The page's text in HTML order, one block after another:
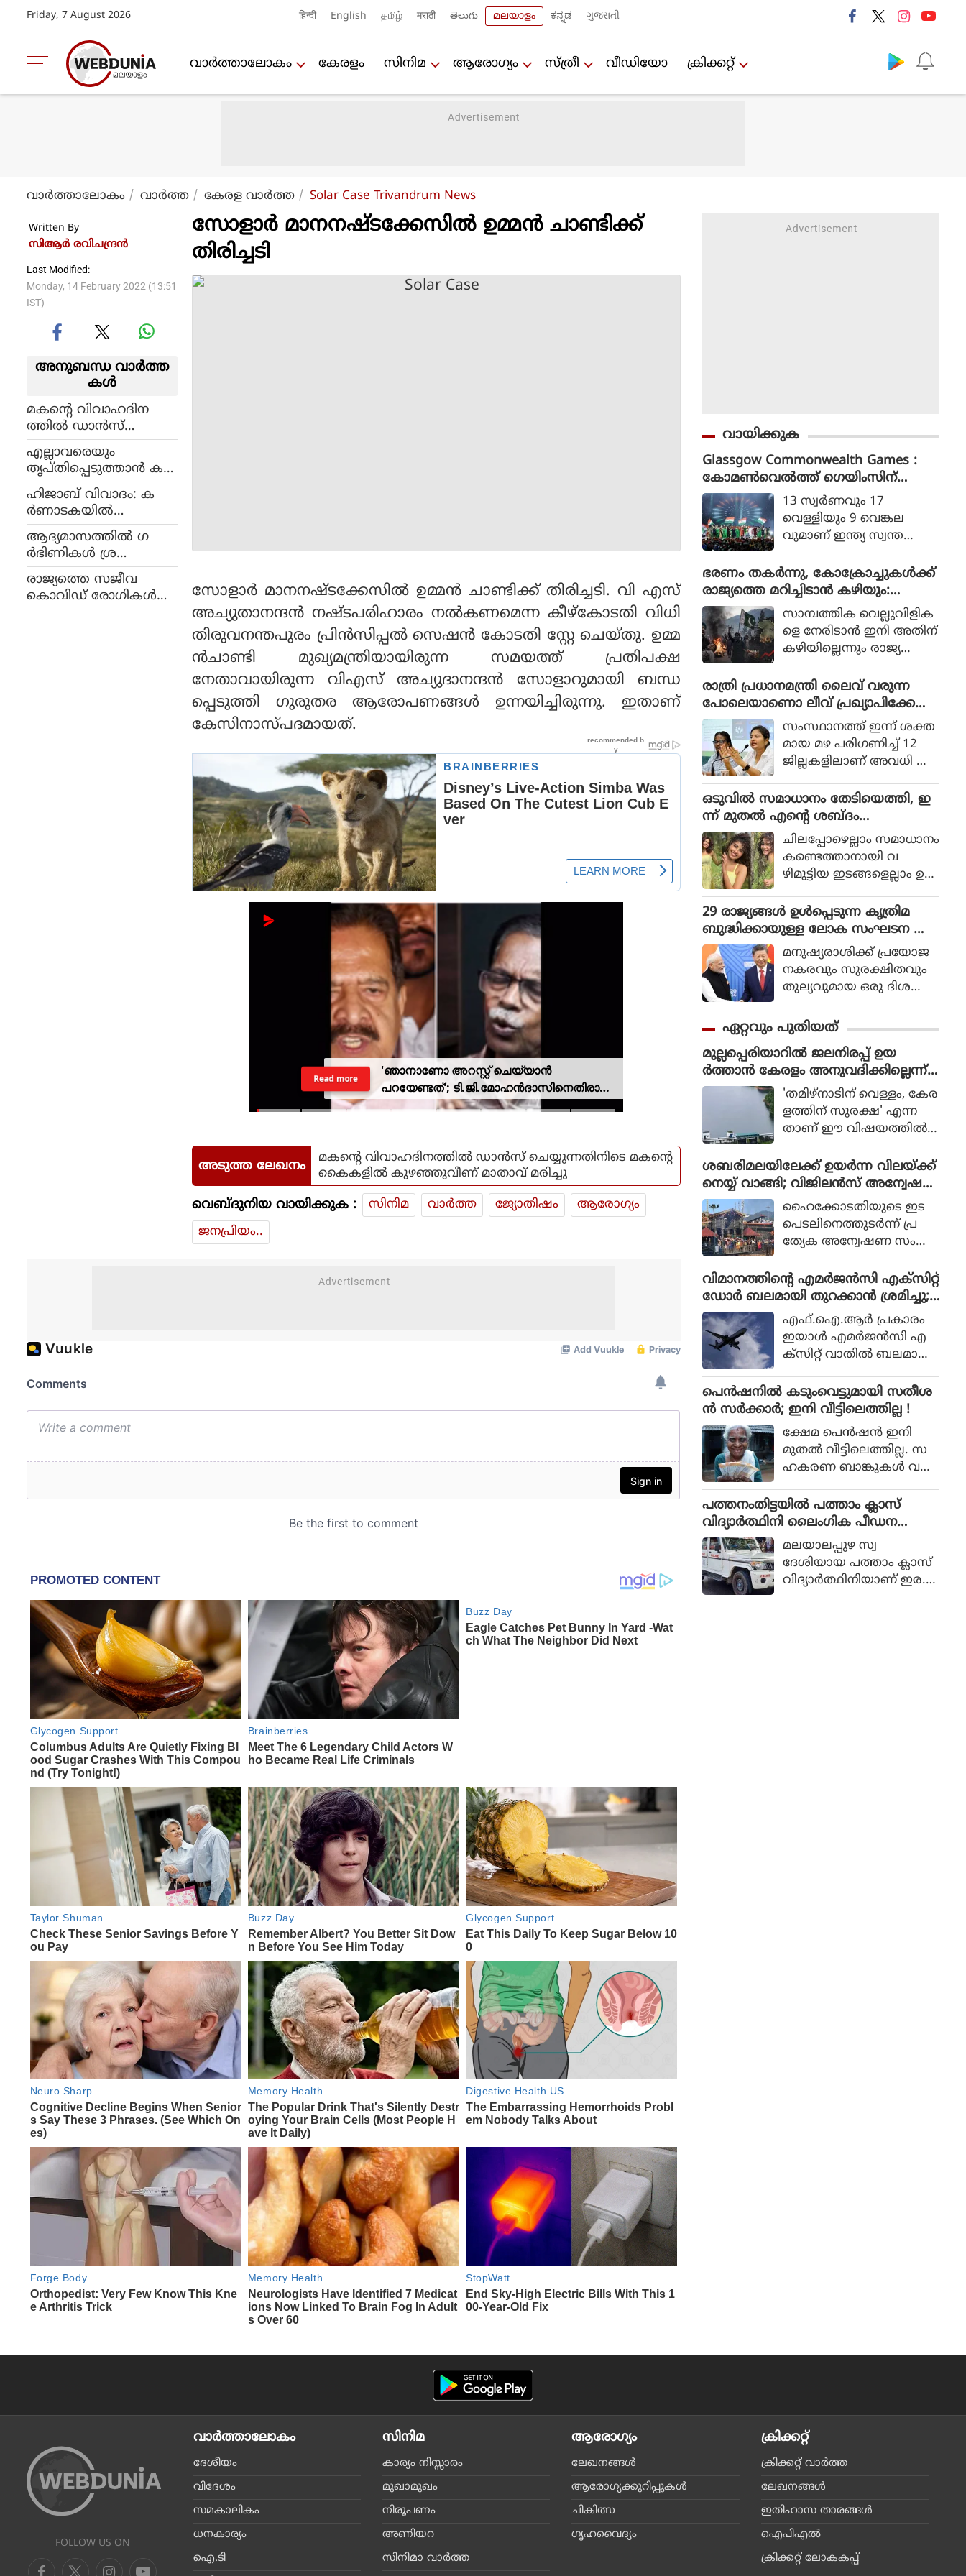
Friday, 7 August 2026 हिन्दी English தமிழ் मराठी తెలుగు മലയാളം ಕನ್ನಡ ગુજરાતી
വാര്‍ത്താലോകം കേരളം സിനിമ ആരോഗ്യം സ്ത്രീ വീഡിയോ ക്രിക്കറ്റ്‌
വാര്‍ത്താലോകം വാര്‍ത്ത കേരള വാര്‍ത്ത Solar Case Trivandrum News
Written By
സിആര്‍ രവിചന്ദ്രന്‍
Last Modified:
Monday, 14 February 2022 (13:51
IST)
അനുബന്ധ വാര്‍ത്ത
കള്‍
മകന്റെ വിവാഹദിന
ത്തില്‍ ഡാന്‍സ്
ചെയ്യുന്നതിനിടെ മക
ന്റെ കൈകളില്‍ കുഴ
ഞ്ഞുവീണ് മാതാവ് മ
രിച്ചു
എല്ലാവരെയും
തൃപ്തിപ്പെടുത്താന്‍ ക
ഴിയില്ല: വിനോദ്
ഗുരുവായൂര്‍
ഹിജാബ് വിവാദം: ക
ര്‍ണാടകയില്‍
സ്‌കൂളുകള്‍ വീണ്ടും
തുറന്നു
ആദ്യമാസത്തില്‍ ഗ
ര്‍ഭിണികള്‍ ശ്ര
ദ്ധിക്കേണ്ട കാര്യങ്ങള്‍
രാജ്യത്തെ സജീവ
കൊവിഡ് രോഗികള്‍
സോളാര്‍ മാനനഷ്ടക്കേസില്‍ ഉമ്മന്‍ ചാണ്ടിക്ക്
തിരിച്ചടി
സോളാര്‍ മാനനഷ്ടക്കേസില്‍ ഉമ്മന്‍ ചാണ്ടിക്ക് തിരിച്ചടി. വി എസ്
അച്യുതാനന്ദന്‍ നഷ്ടപരിഹാരം നല്‍കണമെന്ന കീഴ്‌കോടതി വിധി
തിരുവനന്തപുരം പ്രിന്‍സിപ്പല്‍ സെഷന്‍ കോടതി സ്റ്റേ ചെയ്തു. ഉമ്മ
ന്‍ചാണ്ടി മുഖ്യമന്ത്രിയായിരുന്ന സമയത്ത് പ്രതിപക്ഷ
നേതാവായിരുന്ന വിഎസ് അച്യുദാനന്ദന്‍ സോളാറുമായി ബന്ധ
പ്പെടുത്തി ഗുരുതര ആരോപണങ്ങള്‍ ഉന്നയിച്ചിരുന്നു. ഇതാണ്
കേസിനാസ്പദമായത്.
'ഞാനാണോ അറസ്റ്റ് ചെയ്യാൻ
പറയേണ്ടത്'; ടി.ജി.മോഹൻദാസിനെതിരായ
നടപടിയിൽ ആഭ്യന്തര മന്ത്രി
Read more
അടുത്ത ലേഖനം
മകന്റെ വിവാഹദിനത്തില്‍ ഡാന്‍സ് ചെയ്യുന്നതിനിടെ മകന്റെ
കൈകളില്‍ കുഴഞ്ഞുവീണ് മാതാവ് മരിച്ചു
വെബ്ദുനിയ വായിക്കുക : സിനിമ വാര്‍ത്ത ജ്യോതിഷം
ആരോഗ്യം
ജനപ്രിയം..
വായിക്കുക
Glassgow Commonwealth Games :
കോമൺവെൽത്ത് ഗെയിംസിന്
ഗ്ലാസ്ഗോയിൽ കൊടിയിറങ്ങി, മെഡ
ൽ നേട്ടത്തിൽ ഇന്ത്യ നാലാമത്
13 സ്വര്‍ണവും 17
വെള്ളിയും 9 വെങ്കല
വുമാണ് ഇന്ത്യ സ്വന്ത
ഭരണം തകര്‍ന്നു, കോക്രോച്ചുകള്‍ക്ക്
രാജ്യത്തെ മറിച്ചിടാന്‍ കഴിയും:
പാകിസ്ഥാന്‍ ആഭ്യന്തര മന്ത്രി
മൊഹ്സിന്‍ നഖ്വി
സാമ്പത്തിക വെല്ലുവിളിക
ളെ നേരിടാന്‍ ഇനി അതിന്
കഴിയില്ലെന്നും രാജ്യത്തെ
മൊഹ്സിന്‍ നഖ്വി
വ്യാഴാഴ്ച പറഞ്ഞു. കര
സേനാ മേധാവി ഫീല്‍ഡ്
മാര്‍ഷല്‍ സയ്യിദ് അസിം
മുനീറിന്റെ അടുത്ത
യാളായി അറിയപ്പെടുന്ന ന
ഖ്വി പാകിസ്ഥാന്റെ
കോക്രോച്ചുകള്‍ ഒ
ന്നിച്ചാല്‍ രാജ്യത്തെ മ
റിച്ചിടാന്‍ കഴിയുമെന്ന് പറ
ഞ്ഞു.
രാത്രി പ്രധാനമന്ത്രി ലൈവ് വരുന്ന
പോലെയാണൊ ലീവ് പ്രഖ്യാപിക്കേണ്ട
ത്, എറണാകുളം ജില്ലാ കളക്ടർ
ക്കെതിരെ വിമർശനം
സംസ്ഥാനത്ത് ഇന്ന് ശക്ത
മായ മഴ പരിഗണിച്ച് 12
ജില്ലകളിലാണ് അവധി പ്ര
ഒടുവില്‍ സമാധാനം തേടിയെത്തി, ഇ
ന്ന് മുതല്‍ എന്റെ ശബ്ദം
തിരെഞ്ഞെടുക്കുന്നു, പോസ്റ്റുമായി
അനുപമ പരമേശ്വരന്‍, ഒരു ബ്രെയ്ക്ക
പ്പ് മണക്കുന്നുവെന്ന് സോഷ്യല്‍
മീഡിയ
ചിലപ്പോഴെല്ലാം സമാധാനം
കണ്ടെത്താനായി വ
ഴിമുട്ടിയ ഇടങ്ങളെല്ലാം ഉ
രും.
29 രാജ്യങ്ങള്‍ ഉള്‍പ്പെടുന്ന കൃത്രിമ
ബുദ്ധിക്കായുള്ള ലോക സംഘടന ആ
രംഭിച്ച് ചൈന; ഇന്ത്യ ഇല്ലമനുഷ്യരാശിക്ക് പ്രയോജ
നകരവും സുരക്ഷിതവും
തുല്യവുമായ ഒരു ദിശ
വികസിക്കുന്നുവെന്ന് ഉറ
പ്പാക്കുക എന്ന പ്രഖ്യാപിത
ലക്ഷ്യത്തോടെയാണ് ഇ
തിന്റെ ആരംഭം. ചടങ്ങില്‍
യുഎന്‍ സെക്രട്ടറി ജനറല്‍
അന്റോണിയോ ഗുട്ടെറസ്
പങ്കെടുത്തു.
ഏറ്റവും പുതിയത്
മുല്ലപ്പെരിയാറില്‍ ജലനിരപ്പ് ഉയ
ര്‍ത്താന്‍ കേരളം അനുവദിക്കില്ലെന്ന്
മന്ത്രി മോന്‍സ് ജോസഫ്'തമിഴ്നാടിന് വെള്ളം, കേര
ളത്തിന് സുരക്ഷ' എന്ന
താണ് ഈ വിഷയത്തില്‍
കൃത്യമായ നിലപാടെന്നും
പുതിയ ഡാം നിര്‍മിക്കുക
മാത്രമാണ് ശാശ്വത പ
രിഹാരമെന്നും മന്ത്രി പറ
ഞ്ഞു. മുല്ലപ്പെരിയാറിലെ
ജലനിരപ്പ് ഉയര്‍ത്തുമെന്ന
തമിഴ്നാട് ബജറ്റ് പ്രഖ്യാപന
ത്തോട് പ്രതികരിക്കുക
യായിരുന്നു മന്ത്രി.
ശബരിമലയിലേക്ക് ഉയര്‍ന്ന വിലയ്ക്ക്
നെയ്യ് വാങ്ങി; വിജിലന്‍സ് അന്വേഷ
ണത്തിന് ഹൈക്കോടതി ഉത്തരവ്
ഹൈക്കോടതിയുടെ ഇട
പെടലിനെത്തുടര്‍ന്ന് പ്ര
ത്യേക അന്വേഷണ സംഘ
ന്വേഷിക്കുന്ന മൂന്നാമത്തെ
ശബരിമല വിവാദമാണിത്.
വിമാനത്തിന്റെ എമര്‍ജന്‍സി എക്‌സിറ്റ്
ഡോര്‍ ബലമായി തുറക്കാന്‍ ശ്രമിച്ചു;
മലയാളി പിടിയില്‍എഫ്.ഐ.ആര്‍ പ്രകാരം
ഇയാള്‍ എമര്‍ജന്‍സി എ
ക്‌സിറ്റ് വാതില്‍ ബലമായി
എമര്‍ജന്‍സി വിന്‍ഡോ
പാനല്‍ തകര്‍ക്കുകയും
പെൻഷനിൽ കടുംവെട്ടുമായി സതീശ
ൻ സർക്കാർ; ഇനി വീട്ടിലെത്തില്ല !
ക്ഷേമ പെൻഷൻ ഇനി
മുതൽ വീട്ടിലെത്തില്ല. സ
ഹകരണ ബാങ്കുകൾ വഴി
വീട്ടിലെത്തിക്കുന്നത്
യുഡിഎഫ് സർക്കാർ നിർ
ൾക്കു മാത്രമേ ഇനി ക്ഷേമ
പെൻഷൻ വീട്ടിലെത്തൂ.
പത്തനംതിട്ടയില്‍ പത്താം ക്ലാസ്
വിദ്യാര്‍ത്ഥിനി ലൈംഗിക പീഡന
ത്തിനിരയായി; പിതാവടക്കം ഏ
ഴുപേര്‍ക്കെതിരെ വെളിപ്പെടുത്തല്‍
മലയാലപ്പുഴ സ്വ
ദേശിയായ പത്താം ക്ലാസ്
വിദ്യാര്‍ത്ഥിനിയാണ് ഇര.
FOLLOW US ON
വാര്‍ത്താലോകം
ദേശീയം
വിദേശം
സമകാലികം
ധനകാര്യം
ഐ.ടി
സിനിമ
കാര്യം നിസ്സാരം
മുഖാമുഖം
നിരൂപണം
അണിയറ
സിനിമാ വാര്‍ത്ത
ആരോഗ്യം
ലേഖനങ്ങള്‍
ആരോഗ്യക്കുറിപ്പുകള്‍
ചികിത്സ
ഗൃഹവൈദ്യം
ക്രിക്കറ്റ്‌
ക്രിക്കറ്റ്‌ വാര്‍ത്ത
ലേഖനങ്ങള്‍
ഇതിഹാസ താരങ്ങള്‍
ഐപിഎല്‍
ക്രിക്കറ്റ് ലോകകപ്പ്